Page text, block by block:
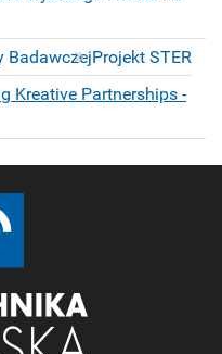
BadawczejProjekt STER
Kreative Partnerships -